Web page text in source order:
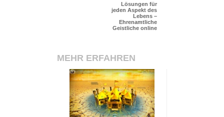
Lösungen für
jeden Aspekt des
Lebens –
Ehrenamtliche
Geistliche online
MEHR ERFAHREN